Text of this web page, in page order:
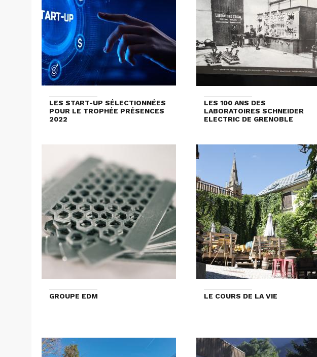
LES START-UP SÉLECTIONNÉES
POUR LE TROPHÉE PRÉSENCES
2022
LES 100 ANS DES
LABORATOIRES SCHNEIDER
ELECTRIC DE GRENOBLE
GROUPE EDM LE COURS DE LA VIE